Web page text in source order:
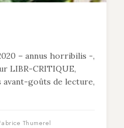
– annus horribilis -,
LIBR-CRITIQUE,
avant-goûts de lecture,
Thumerel